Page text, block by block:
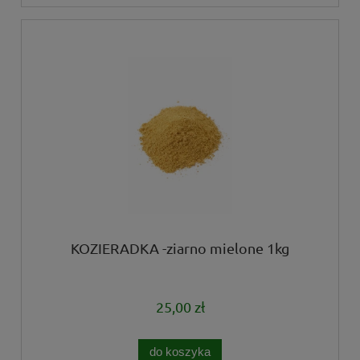
KOZIERADKA -ziarno mielone 1kg
25,00 zł
do koszyka